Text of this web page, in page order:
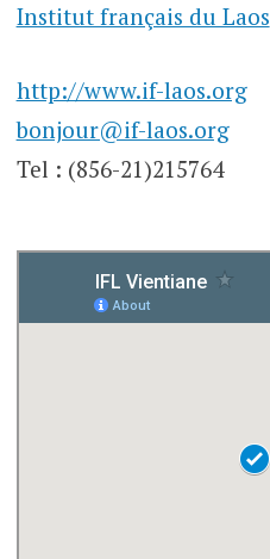
Institut français du Laos
http://www.if-laos.org
bonjour@if-laos.org
Tel : (856-21)215764